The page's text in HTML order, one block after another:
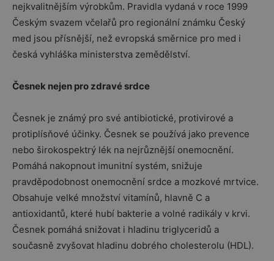
nejkvalitnějším výrobkům. Pravidla vydaná v roce 1999
Českým svazem včelařů pro regionální známku Český
med jsou přísnější, než evropská směrnice pro med i
česká vyhláška ministerstva zemědělství.
Česnek nejen pro zdravé srdce
Česnek je známý pro své antibiotické, protivirové a
protiplísňové účinky. Česnek se používá jako prevence
nebo širokospektrý lék na nejrůznější onemocnění.
Pomáhá nakopnout imunitní systém, snižuje
pravděpodobnost onemocnění srdce a mozkové mrtvice.
Obsahuje velké množství vitamínů, hlavně C a
antioxidantů, které hubí bakterie a volné radikály v krvi.
Česnek pomáhá snižovat i hladinu triglyceridů a
současně zvyšovat hladinu dobrého cholesterolu (HDL).